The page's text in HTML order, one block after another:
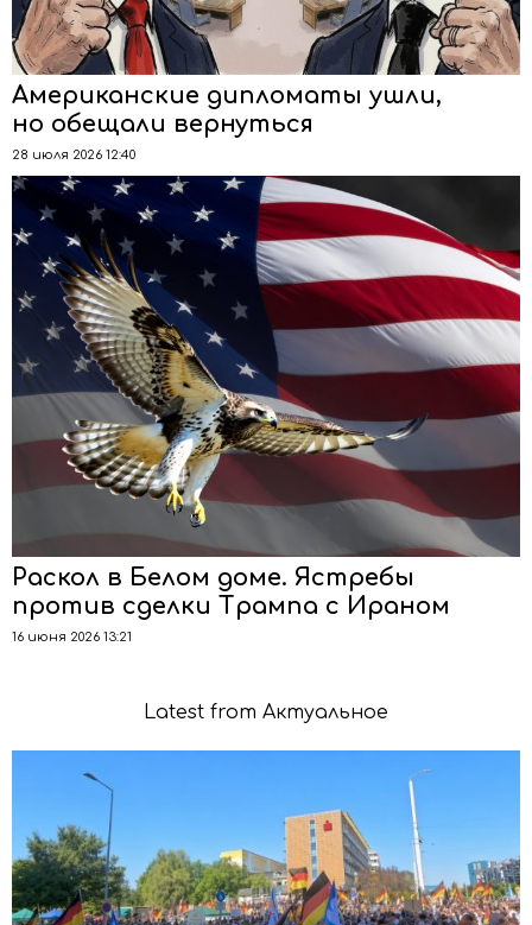
Американские дипломаты ушли,
но обещали вернуться
28 июля 2026 12:40
Раскол в Белом доме. Ястребы
против сделки Трампа с Ираном
16 июня 2026 13:21
Latest from Актуальное